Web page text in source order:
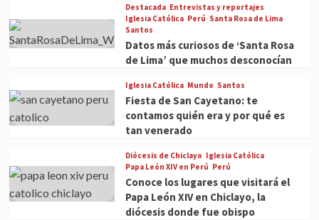
Destacada Entrevistas y reportajes
Iglesia Católica Perú Santa Rosa de Lima
Santos
Datos más curiosos de ‘Santa Rosa
de Lima’ que muchos desconocían
Iglesia Católica Mundo Santos
Fiesta de San Cayetano: te
contamos quién era y por qué es
tan venerado
Diócesis de Chiclayo Iglesia Católica
Papa León XIV en Perú Perú
Conoce los lugares que visitará el
Papa León XIV en Chiclayo, la
diócesis donde fue obispo